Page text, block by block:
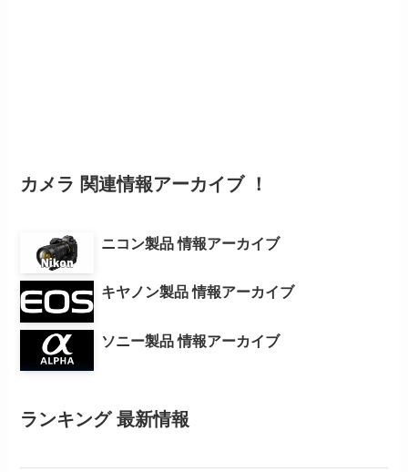
カメラ 関連情報アーカイブ ！
ニコン製品 情報アーカイブ
キヤノン製品 情報アーカイブ
ソニー製品 情報アーカイブ
ランキング 最新情報